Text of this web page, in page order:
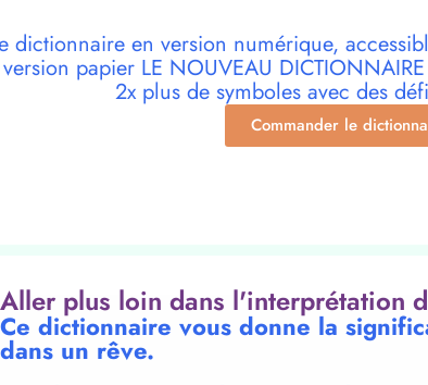
dictionnaire en version numérique,
papier LE NOUVEAU
2x plus de symboles avec des
Commander le
Aller plus loin dans l'interprétation
Ce dictionnaire vous donne la
dans un rêve.